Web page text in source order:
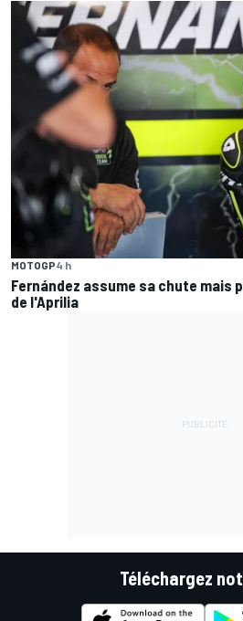
MOTOGP4 h
Fernández assume sa chute mais
de l'Aprilia
Téléchargez